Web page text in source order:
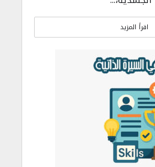
اقرأ المزيد